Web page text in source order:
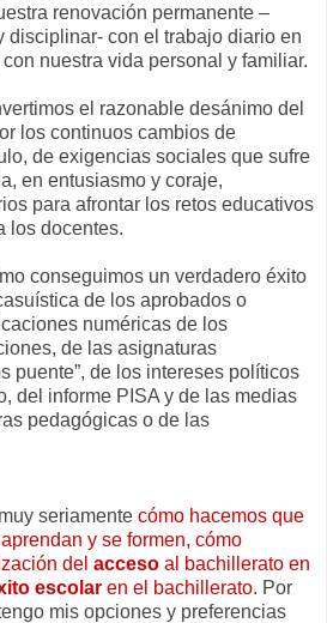
renovación permanente –
disciplinar- con el trabajo diario en
nuestra vida personal y familiar.
el razonable desánimo del
los continuos cambios de
de exigencias sociales que sufre
en entusiasmo y coraje,
para afrontar los retos educativos
los docentes.
conseguimos un verdadero éxito
de los aprobados o
numéricas de los
de las asignaturas
puente”, de los intereses políticos
del informe PISA y de las medias
pedagógicas o de las
seriamente cómo hacemos que
y se formen, cómo
del acceso al bachillerato en
escolar en el bachillerato. Por
mis opciones y preferencias